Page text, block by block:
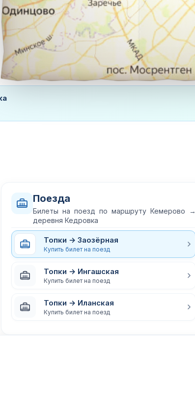
Поезда
Билеты на поезд по маршруту Кемерово →
деревня Кедровка
Топки → Заозёрная
Купить билет на поезд
Топки → Ингашская
Купить билет на поезд
Топки → Иланская
Купить билет на поезд